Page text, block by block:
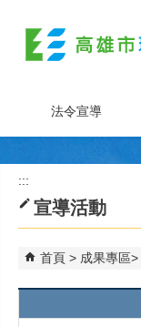
法令宣導
:::
宣導活動
首頁 成果專區